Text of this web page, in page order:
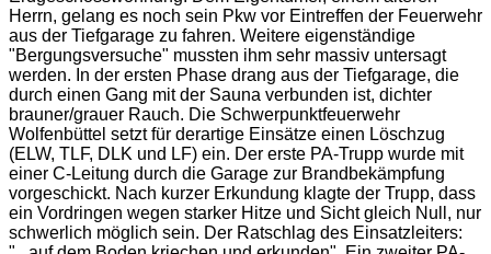
Herrn, gelang es noch sein Pkw vor Eintreffen der Feuerwehr
aus der Tiefgarage zu fahren. Weitere eigenständige
"Bergungsversuche" mussten ihm sehr massiv untersagt
werden. In der ersten Phase drang aus der Tiefgarage, die
durch einen Gang mit der Sauna verbunden ist, dichter
brauner/grauer Rauch. Die Schwerpunktfeuerwehr
Wolfenbüttel setzt für derartige Einsätze einen Löschzug
(ELW, TLF, DLK und LF) ein. Der erste PA-Trupp wurde mit
einer C-Leitung durch die Garage zur Brandbekämpfung
vorgeschickt. Nach kurzer Erkundung klagte der Trupp, dass
ein Vordringen wegen starker Hitze und Sicht gleich Null, nur
schwerlich möglich sein. Der Ratschlag des Einsatzleiters: